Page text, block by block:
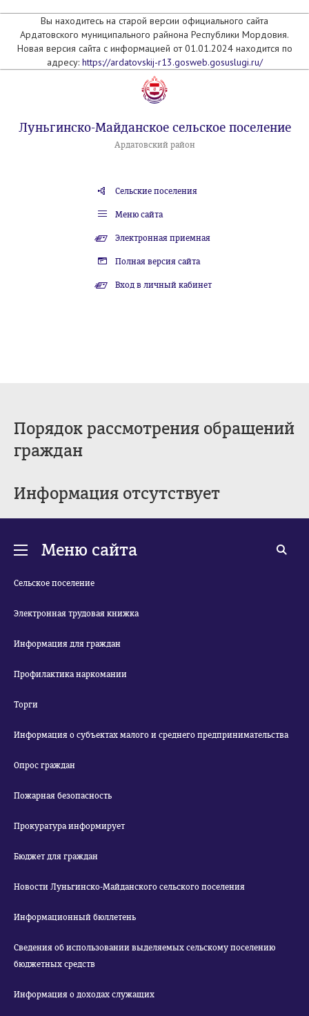
Вы находитесь на старой версии официального сайта
Ардатовского муниципального райнона Республики Мордовия.
Новая версия сайта с информацией от 01.01.2024 находится по
адресу: https://ardatovskij-r13.gosweb.gosuslugi.ru/
Луньгинско-Майданское сельское поселение
Ардатовский район
Сельские поселения
Меню сайта
Электронная приемная
Полная версия сайта
Вход в личный кабинет
Порядок рассмотрения обращений
граждан
Информация отсутствует
Меню сайта
Сельское поселение
Электронная трудовая книжка
Информация для граждан
Профилактика наркомании
Торги
Информация о субъектах малого и среднего предпринимательства
Опрос граждан
Пожарная безопасность
Прокуратура информирует
Бюджет для граждан
Новости Луньгинско-Майданского сельского поселения
Информационный бюллетень
Сведения об использовании выделяемых сельскому поселению
бюджетных средств
Информация о доходах служащих